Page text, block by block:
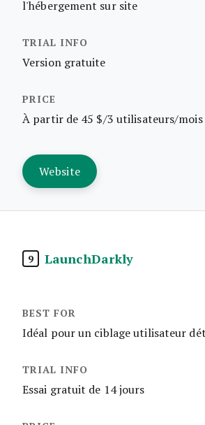
l'hébergement sur site
Version gratuite
À partir de 45 $/3 utilisateurs/mois
Website
9 LaunchDarkly
Idéal pour un ciblage utilisateur
Essai gratuit de 14 jours